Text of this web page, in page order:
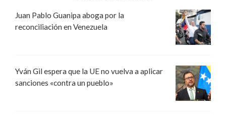
Juan Pablo Guanipa aboga por la
reconciliación en Venezuela
Yván Gil espera que la UE no vuelva a aplicar
sanciones «contra un pueblo»